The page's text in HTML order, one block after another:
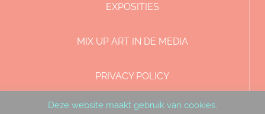
EXPOSITIES
MIX UP ART IN DE MEDIA
PRIVACY POLICY
DISCLAIMER & COPYRIGHT
Deze website maakt gebruik van cookies.